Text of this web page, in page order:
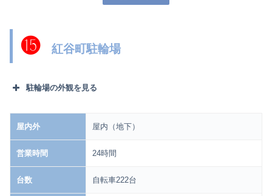
⓯紅谷町駐輪場
駐輪場の外観を見る
屋内外 屋内（地下）
営業時間 24時間
台数 自転車222台